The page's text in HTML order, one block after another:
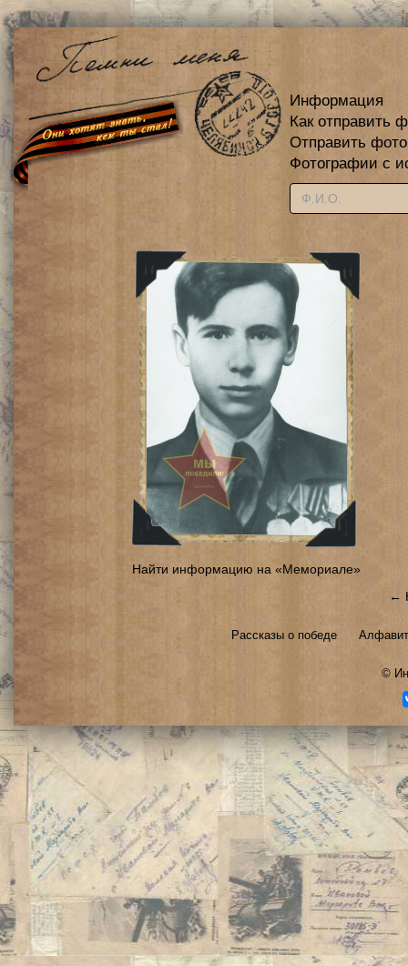
Информация
Как отправить
Отправить
Фотографии с
Найти информацию на «Мемориале»
←
Рассказы о победе
©